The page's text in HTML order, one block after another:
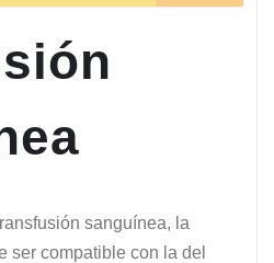
sanguínea, la
ser compatible con la del